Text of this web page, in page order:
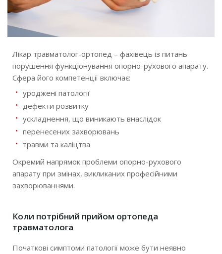
Ціни послуг
Новини
Контакти
Лікар травматолог-ортопед – фахівець із питань
порушення функціонування опорно-рухового апарату.
Сфера його компетенції включає:
уроджені патології
дефекти розвитку
ускладнення, що виникають внаслідок
перенесених захворювань
травми та каліцтва
Окремий напрямок проблеми опорно-рухового
апарату при змінах, викликаних професійними
захворюваннями.
Коли потрібний прийом ортопеда
травматолога
Початкові симптоми патології може бути неявно